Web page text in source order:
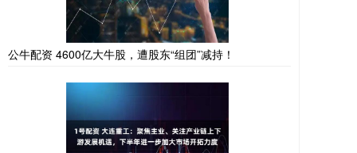
公牛配资 4600亿大牛股，遭股东“组团”减持！